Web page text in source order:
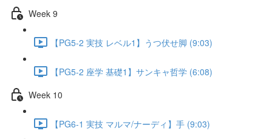
Week 9
【PG5-2 実技 レベル1】うつ伏せ脚 (9:03)
【PG5-2 座学 基礎1】サンキャ哲学 (6:08)
Week 10
【PG6-1 実技 マルマ/ナーディ】手 (9:03)